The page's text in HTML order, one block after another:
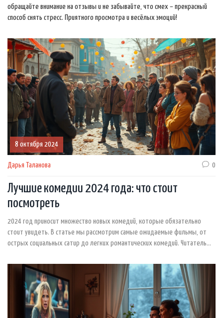
обращайте внимание на отзывы и не забывайте, что смех – прекрасный
способ снять стресс. Приятного просмотра и весёлых эмоций!
8 октября 2024
Дарья Таланова 0
Лучшие комедии 2024 года: что стоит
посмотреть
2024 год приносит множество новых комедий, которые обязательно
стоит увидеть. В статье мы рассмотрим самые ожидаемые фильмы, от
острых социальных сатир до легких романтических комедий. Читатель
для более насыщенного просмотра. Эта статья станет вашим гидом по
миру юмористического кино на этот год, предлагая самые свежие отзывы
и интересные факты о новинках.